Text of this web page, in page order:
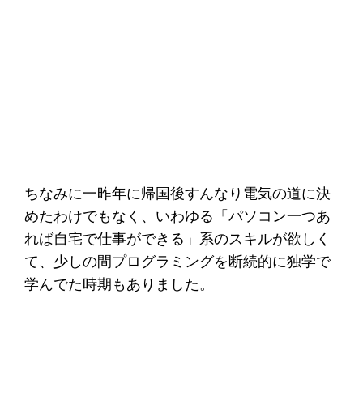
ちなみに一昨年に帰国後すんなり電気の道に決
めたわけでもなく、いわゆる「パソコン一つあ
れば自宅で仕事ができる」系のスキルが欲しく
て、少しの間プログラミングを断続的に独学で
学んでた時期もありました。